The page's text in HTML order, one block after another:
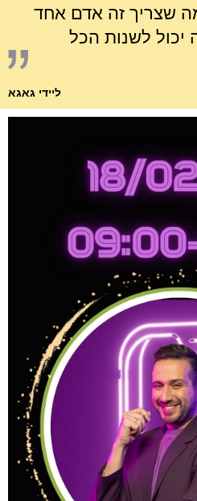
שצריך זה אדם אחד
יכול לשנות הכל
ליידי גאגא